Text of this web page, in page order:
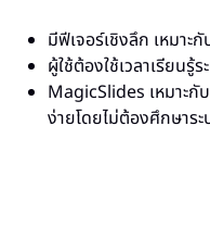
มีฟีเจอร์เชิงลึก เหมาะ
ผู้ใช้ต้องใช้เวลาเรียนรู้
MagicSlides เหมาะกั
ง่ายโดยไม่ต้องศึกษาร